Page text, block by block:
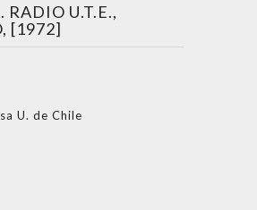
RADIO U.T.E.,
[1972]
U. de Chile